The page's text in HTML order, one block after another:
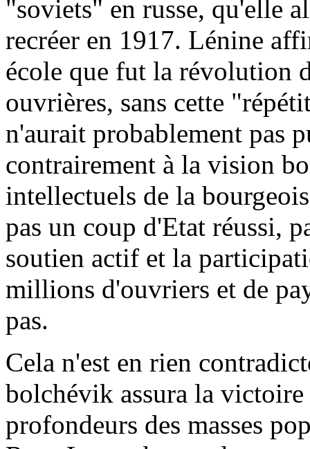
"soviets" en russe, qu'elle
recréer en 1917. Lénine
école que fut la révolution
ouvrières, sans cette
n'aurait probablement pas
contrairement à la vision
intellectuels de la
pas un coup d'Etat réussi,
soutien actif et la
millions d'ouvriers et de
pas.
Cela n'est en rien
bolchévik assura la
profondeurs des masses